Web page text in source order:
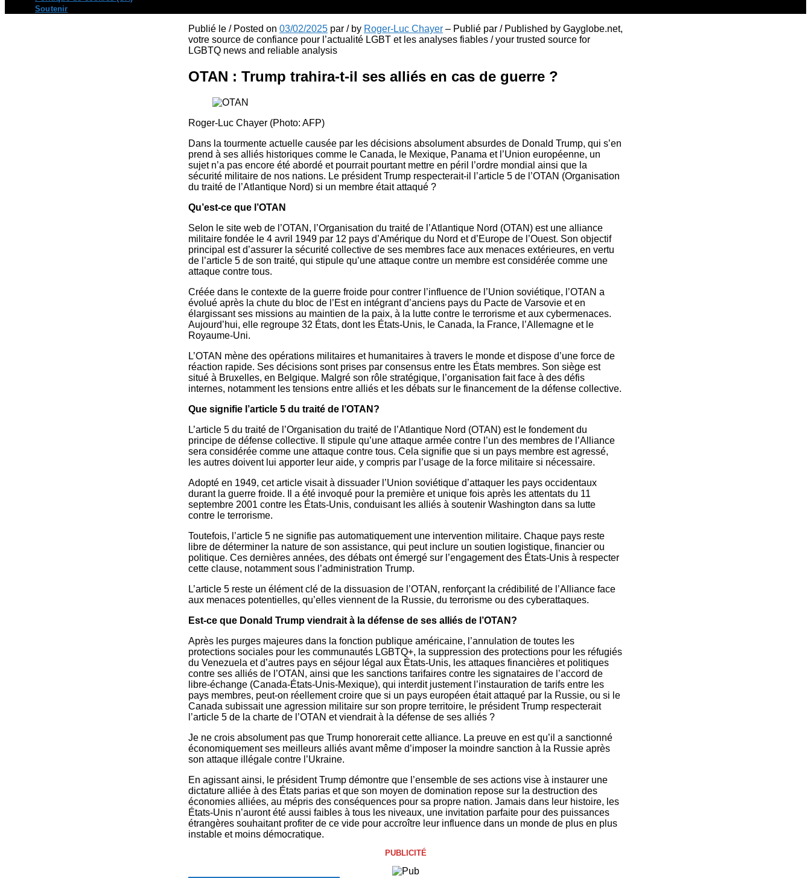
Soutenir
Publié le / Posted on 03/02/2025 par / by Roger-Luc Chayer – Publié par / Published by Gayglobe.net,
votre source de confiance pour l’actualité LGBT et les analyses fiables / your trusted source for
LGBTQ news and reliable analysis
OTAN : Trump trahira-t-il ses alliés en cas de guerre ?
Roger-Luc Chayer (Photo: AFP)
Dans la tourmente actuelle causée par les décisions absolument absurdes de Donald Trump, qui s’en
prend à ses alliés historiques comme le Canada, le Mexique, Panama et l’Union européenne, un
sujet n’a pas encore été abordé et pourrait pourtant mettre en péril l’ordre mondial ainsi que la
sécurité militaire de nos nations. Le président Trump respecterait-il l’article 5 de l’OTAN (Organisation
du traité de l’Atlantique Nord) si un membre était attaqué ?
Qu’est-ce que l’OTAN
Selon le site web de l’OTAN, l’Organisation du traité de l’Atlantique Nord (OTAN) est une alliance
militaire fondée le 4 avril 1949 par 12 pays d’Amérique du Nord et d’Europe de l’Ouest. Son objectif
principal est d’assurer la sécurité collective de ses membres face aux menaces extérieures, en vertu
de l’article 5 de son traité, qui stipule qu’une attaque contre un membre est considérée comme une
attaque contre tous.
Créée dans le contexte de la guerre froide pour contrer l’influence de l’Union soviétique, l’OTAN a
évolué après la chute du bloc de l’Est en intégrant d’anciens pays du Pacte de Varsovie et en
élargissant ses missions au maintien de la paix, à la lutte contre le terrorisme et aux cybermenaces.
Aujourd’hui, elle regroupe 32 États, dont les États-Unis, le Canada, la France, l’Allemagne et le
Royaume-Uni.
L’OTAN mène des opérations militaires et humanitaires à travers le monde et dispose d’une force de
réaction rapide. Ses décisions sont prises par consensus entre les États membres. Son siège est
situé à Bruxelles, en Belgique. Malgré son rôle stratégique, l’organisation fait face à des défis
internes, notamment les tensions entre alliés et les débats sur le financement de la défense collective.
Que signifie l’article 5 du traité de l’OTAN?
L’article 5 du traité de l’Organisation du traité de l’Atlantique Nord (OTAN) est le fondement du
principe de défense collective. Il stipule qu’une attaque armée contre l’un des membres de l’Alliance
sera considérée comme une attaque contre tous. Cela signifie que si un pays membre est agressé,
les autres doivent lui apporter leur aide, y compris par l’usage de la force militaire si nécessaire.
Adopté en 1949, cet article visait à dissuader l’Union soviétique d’attaquer les pays occidentaux
durant la guerre froide. Il a été invoqué pour la première et unique fois après les attentats du 11
septembre 2001 contre les États-Unis, conduisant les alliés à soutenir Washington dans sa lutte
contre le terrorisme.
Toutefois, l’article 5 ne signifie pas automatiquement une intervention militaire. Chaque pays reste
libre de déterminer la nature de son assistance, qui peut inclure un soutien logistique, financier ou
politique. Ces dernières années, des débats ont émergé sur l’engagement des États-Unis à respecter
cette clause, notamment sous l’administration Trump.
L’article 5 reste un élément clé de la dissuasion de l’OTAN, renforçant la crédibilité de l’Alliance face
aux menaces potentielles, qu’elles viennent de la Russie, du terrorisme ou des cyberattaques.
Est-ce que Donald Trump viendrait à la défense de ses alliés de l’OTAN?
Après les purges majeures dans la fonction publique américaine, l’annulation de toutes les
protections sociales pour les communautés LGBTQ+, la suppression des protections pour les réfugiés
du Venezuela et d’autres pays en séjour légal aux États-Unis, les attaques financières et politiques
contre ses alliés de l’OTAN, ainsi que les sanctions tarifaires contre les signataires de l’accord de
libre-échange (Canada-États-Unis-Mexique), qui interdit justement l’instauration de tarifs entre les
pays membres, peut-on réellement croire que si un pays européen était attaqué par la Russie, ou si le
Canada subissait une agression militaire sur son propre territoire, le président Trump respecterait
l’article 5 de la charte de l’OTAN et viendrait à la défense de ses alliés ?
Je ne crois absolument pas que Trump honorerait cette alliance. La preuve en est qu’il a sanctionné
économiquement ses meilleurs alliés avant même d’imposer la moindre sanction à la Russie après
son attaque illégale contre l’Ukraine.
En agissant ainsi, le président Trump démontre que l’ensemble de ses actions vise à instaurer une
dictature alliée à des États parias et que son moyen de domination repose sur la destruction des
économies alliées, au mépris des conséquences pour sa propre nation. Jamais dans leur histoire, les
États-Unis n’auront été aussi faibles à tous les niveaux, une invitation parfaite pour des puissances
étrangères souhaitant profiter de ce vide pour accroître leur influence dans un monde de plus en plus
instable et moins démocratique.
PUBLICITÉ